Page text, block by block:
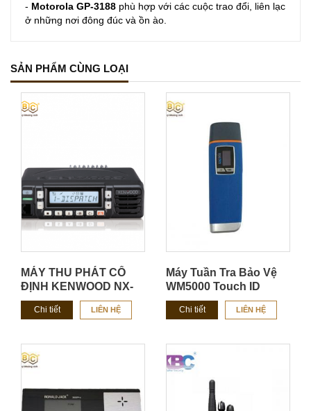
- Motorola GP-3188 phù hợp với các cuộc trao đổi, liên lạc
ở những nơi đông đúc và ồn ào.
SẢN PHẨM CÙNG LOẠI
MÁY THU PHÁT CỐ
ĐỊNH KENWOOD NX-
1700H/ NX-1800H
CHÍNH HÃNG
Chi tiết LIÊN HỆ
Máy Tuần Tra Bảo Vệ
WM5000 Touch ID
Chi tiết LIÊN HỆ